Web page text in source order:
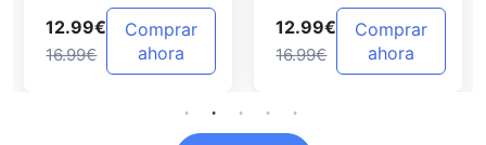
12.99€
16.99€
Comprar
ahora
12.99€
16.99€
Comprar
ahora